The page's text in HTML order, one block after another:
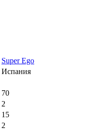
Super Ego
Испания
70
2
15
2